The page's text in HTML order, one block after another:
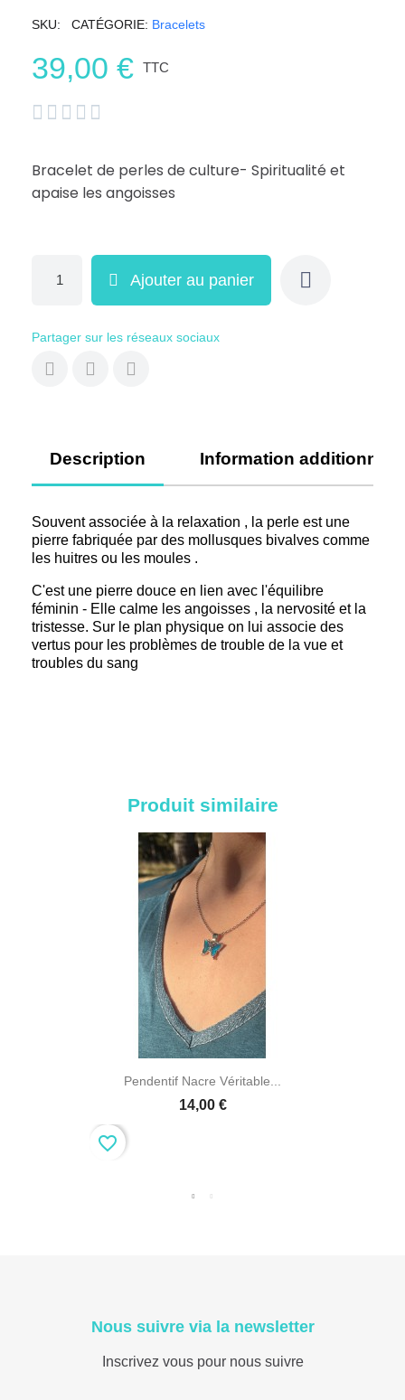
SKU CATÉGORIE Bracelets
39,00 € TTC
    
Bracelet de perles de culture- Spiritualité et
apaise les angoisses
Ajouter au panier
Partager sur les réseaux sociaux
Description Information
Souvent associée à la relaxation , la perle est une
pierre fabriquée par des mollusques bivalves comme
les huitres ou les moules .
C'est une pierre douce en lien avec l'équilibre
féminin - Elle calme les angoisses , la nervosité et la
tristesse. Sur le plan physique on lui associe des
vertus pour les problèmes de trouble de la vue et
troubles du sang
Produit similaire
Pendentif Nacre Véritable...
14,00 €
favorite_border
Nous suivre via la newsletter
Inscrivez vous pour nous suivre